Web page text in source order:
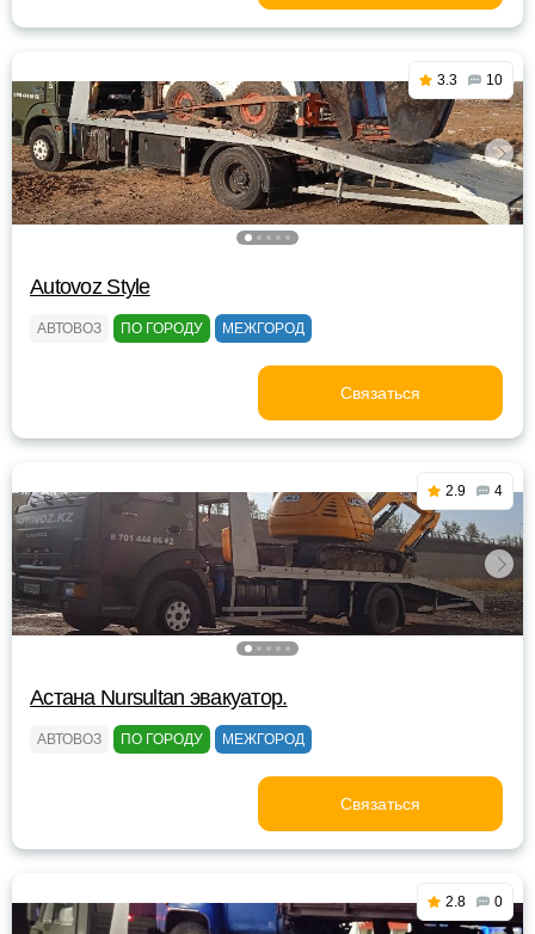
3.3 10
Autovoz Style
АВТОВОЗ ПО ГОРОДУ МЕЖГОРОД
Связаться
2.9 4
Астана Nursultan эвакуатор.
АВТОВОЗ ПО ГОРОДУ МЕЖГОРОД
Связаться
2.8 0